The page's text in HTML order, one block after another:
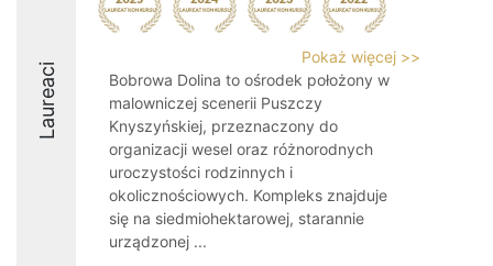
Laureaci
Pokaż więcej >>
Bobrowa Dolina to ośrodek położony w
malowniczej scenerii Puszczy
Knyszyńskiej, przeznaczony do
organizacji wesel oraz różnorodnych
uroczystości rodzinnych i
okolicznościowych. Kompleks znajduje
się na siedmiohektarowej, starannie
urządzonej ...